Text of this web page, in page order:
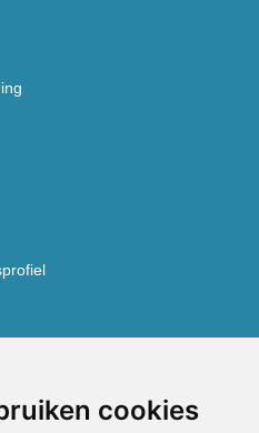
cookies